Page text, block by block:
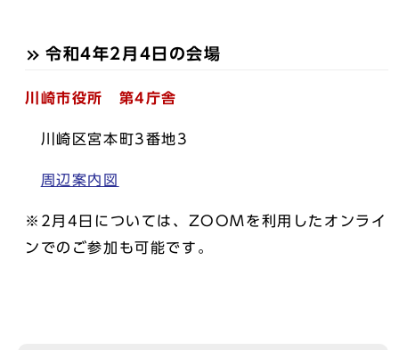
令和4年2月4日の会場
川崎市役所 第4庁舎
川崎区宮本町3番地3
周辺案内図
※2月4日については、ZOOMを利用したオンライ
ンでのご参加も可能です。